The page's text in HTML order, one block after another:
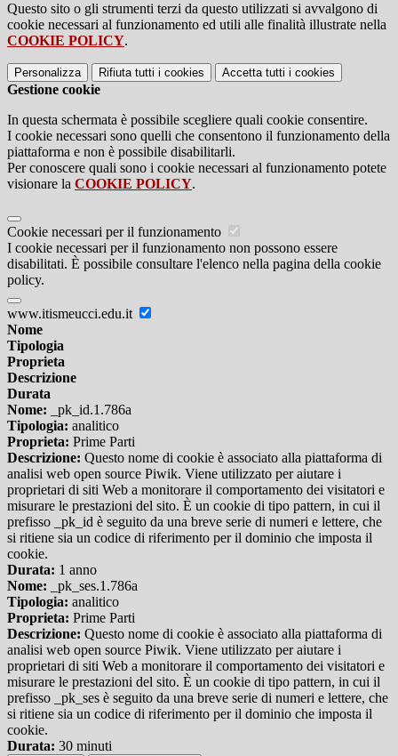
Questo sito o gli strumenti terzi da questo utilizzati si avvalgono di
cookie necessari al funzionamento ed utili alle finalità illustrate nella
COOKIE POLICY.
Personalizza Rifiuta tutti i cookies Accetta tutti i cookies
Gestione cookie
In questa schermata è possibile scegliere quali cookie consentire.
I cookie necessari sono quelli che consentono il funzionamento della
piattaforma e non è possibile disabilitarli.
Per conoscere quali sono i cookie necessari al funzionamento potete
visionare la COOKIE POLICY.
Cookie necessari per il funzionamento
I cookie necessari per il funzionamento non possono essere
disabilitati. È possibile consultare l'elenco nella pagina della cookie
policy.
www.itismeucci.edu.it
Nome
Tipologia
Proprieta
Descrizione
Durata
Nome: _pk_id.1.786a
Tipologia: analitico
Proprieta: Prime Parti
Descrizione: Questo nome di cookie è associato alla piattaforma di
analisi web open source Piwik. Viene utilizzato per aiutare i
proprietari di siti Web a monitorare il comportamento dei visitatori e
misurare le prestazioni del sito. È un cookie di tipo pattern, in cui il
prefisso _pk_id è seguito da una breve serie di numeri e lettere, che
si ritiene sia un codice di riferimento per il dominio che imposta il
cookie.
Durata: 1 anno
Nome: _pk_ses.1.786a
Tipologia: analitico
Proprieta: Prime Parti
Descrizione: Questo nome di cookie è associato alla piattaforma di
analisi web open source Piwik. Viene utilizzato per aiutare i
proprietari di siti Web a monitorare il comportamento dei visitatori e
misurare le prestazioni del sito. È un cookie di tipo pattern, in cui il
prefisso _pk_ses è seguito da una breve serie di numeri e lettere, che
si ritiene sia un codice di riferimento per il dominio che imposta il
cookie.
Durata: 30 minuti